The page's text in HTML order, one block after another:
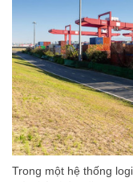
Trong một hệ thống